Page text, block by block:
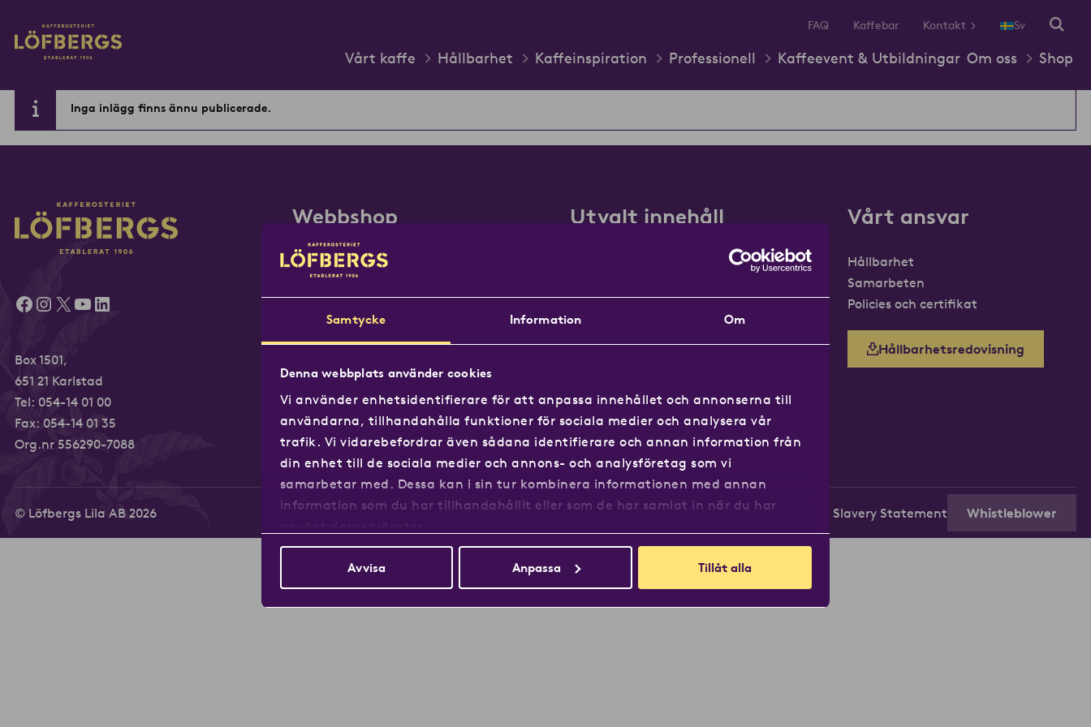
Samtycke Information Om
Denna webbplats använder cookies
Vi använder enhetsidentifierare för att anpassa innehållet och annonserna till
användarna, tillhandahålla funktioner för sociala medier och analysera vår
trafik. Vi vidarebefordrar även sådana identifierare och annan information från
din enhet till de sociala medier och annons- och analysföretag som vi
samarbetar med. Dessa kan i sin tur kombinera informationen med annan
information som du har tillhandahållit eller som de har samlat in när du har
Avvisa Anpassa Tillåt alla
Gå till huvudinnehåll
Vårt kaffe
Hållbarhet Kaffeinspiration Professionell Kaffeevent & Utbildningar Om oss Shop
FAQ Kaffebar Kontakt Sv
Inga inlägg finns ännu publicerade.
Facebook
Instagram
X YouTube
LinkedIn
Box 1501,
651 21 Karlstad
Tel: 054-14 01 00
Fax: 054-14 01 35
Org.nr 556290-7088
Webbshop
Bryggkaffe
Hela bönor
ICE
Presskaffe
Specialkaffe
Kaffetillbehör
Utvalt innehåll
Kaffebar
Professionell
Om oss
Bildbank
Vårt ansvar
Hållbarhet
Samarbeten
Policies och certifikat
Hållbarhetsredovisning
© Löfbergs Lila AB 2026 IntegritetspolicyInformation om Cookies Åpenhetsloven Modern Slavery Statement Whistleblower